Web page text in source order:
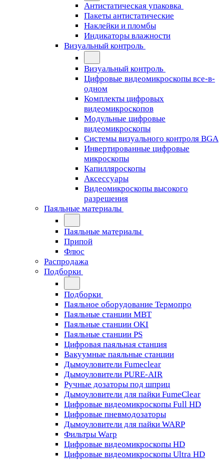
Антистатическая упаковка
Пакеты антистатические
Наклейки и пломбы
Индикаторы влажности
Визуальный контроль
Визуальный контроль
Цифровые видеомикроскопы все-в-
одном
Комплекты цифровых
видеомикроскопов
Модульные цифровые
видеомикроскопы
Cистемы визуального контроля BGA
Инвертированные цифровые
микроскопы
Капилляроскопы
Аксессуары
Видеомикроскопы высокого
разрешения
Паяльные материалы
Паяльные материалы
Припой
Флюс
Распродажа
Подборки
Подборки
Паяльное оборудование Термопро
Паяльные станции MBT
Паяльные станции OKI
Паяльные станции PS
Цифровая паяльная станция
Вакуумные паяльные станции
Дымоуловители Fumeclear
Дымоуловители PURE-AIR
Ручные дозаторы под шприц
Дымоуловители для пайки FumeClear
Цифровые видеомикроскопы Full HD
Цифровые пневмодозаторы
Дымоуловители для пайки WARP
Фильтры Warp
Цифровые видеомикроскопы HD
Цифровые видеомикроскопы Ultra HD